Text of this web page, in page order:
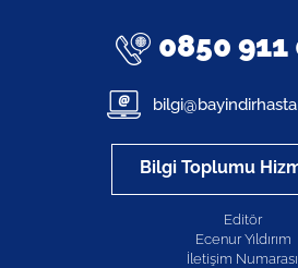
0850 911
Bilgi Toplumu
Editör
Ecenur Yıldırım
İletişim